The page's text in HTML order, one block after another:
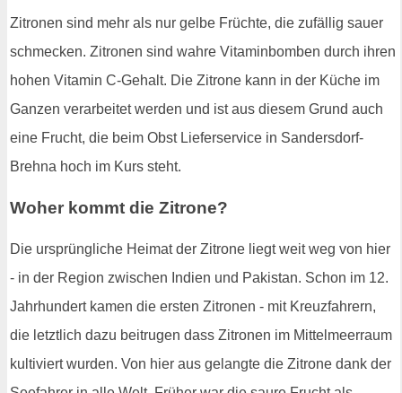
Zitronen sind mehr als nur gelbe Früchte, die zufällig sauer
schmecken. Zitronen sind wahre Vitaminbomben durch ihren
hohen Vitamin C-Gehalt. Die Zitrone kann in der Küche im
Ganzen verarbeitet werden und ist aus diesem Grund auch
eine Frucht, die beim Obst Lieferservice in Sandersdorf-
Brehna hoch im Kurs steht.
Woher kommt die Zitrone?
Die ursprüngliche Heimat der Zitrone liegt weit weg von hier
- in der Region zwischen Indien und Pakistan. Schon im 12.
Jahrhundert kamen die ersten Zitronen - mit Kreuzfahrern,
die letztlich dazu beitrugen dass Zitronen im Mittelmeerraum
kultiviert wurden. Von hier aus gelangte die Zitrone dank der